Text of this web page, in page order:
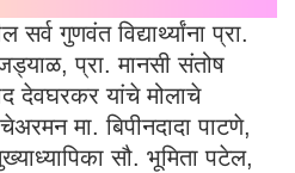
गुणवंत विद्यार्थ्यांना प्रा.
प्रा. मानसी संतोष
देवघरकर यांचे मोलाचे
मा. बिपीनदादा पाटणे,
सौ. भूमिता पटेल,